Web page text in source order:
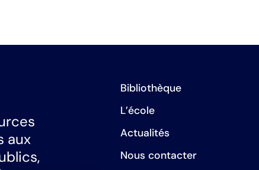
aux
Bibliothèque
L’école
Actualités
Nous contacter